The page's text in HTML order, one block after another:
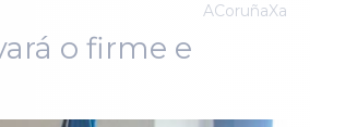
ACoruñaXa
o firme e